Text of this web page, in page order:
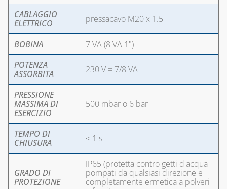
CABLAGGIO
ELETTRICO
pressacavo M20 x 1.5
BOBINA
7 VA (8 VA 1")
POTENZA
ASSORBITA
230 V = 7/8 VA
PRESSIONE
MASSIMA DI
ESERCIZIO
500 mbar o 6 bar
TEMPO DI
CHIUSURA
< 1 s
GRADO DI
PROTEZIONE
IP65 (protetta contro getti d'acqua
pompati da qualsiasi direzione e
completamente ermetica a polveri